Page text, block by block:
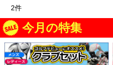
2件
今月の特集